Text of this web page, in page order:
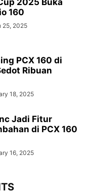
160
25, 2025
PCX 160 di
Ribuan
18, 2025
Jadi Fitur
di PCX 160
16, 2025